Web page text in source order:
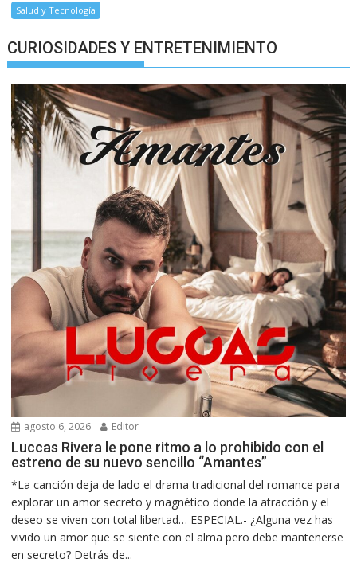
Salud y Tecnología
CURIOSIDADES Y ENTRETENIMIENTO
agosto 6, 2026 Editor
Luccas Rivera le pone ritmo a lo prohibido con el
estreno de su nuevo sencillo “Amantes”
*La canción deja de lado el drama tradicional del romance para
explorar un amor secreto y magnético donde la atracción y el
deseo se viven con total libertad… ESPECIAL.- ¿Alguna vez has
vivido un amor que se siente con el alma pero debe mantenerse
en secreto? Detrás de...